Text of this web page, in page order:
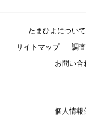
たまひよについて
サイトマップ
調
お問い合
個人情報